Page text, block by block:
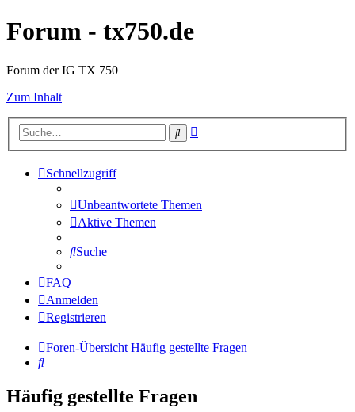
Forum - tx750.de
Forum der IG TX 750
Zum Inhalt
Suche
Schnellzugriff
Unbeantwortete Themen
Aktive Themen
Suche
FAQ
Anmelden
Registrieren
Foren-Übersicht Häufig gestellte Fragen
Suche
Häufig gestellte Fragen